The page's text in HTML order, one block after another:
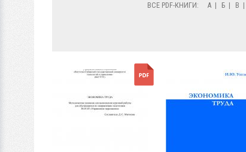
ВСЕ PDF-КНИГИ: А | Б | В |